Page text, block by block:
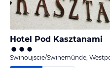
Hotel Pod Kasztanami
Swinoujscie/Swinemünde,